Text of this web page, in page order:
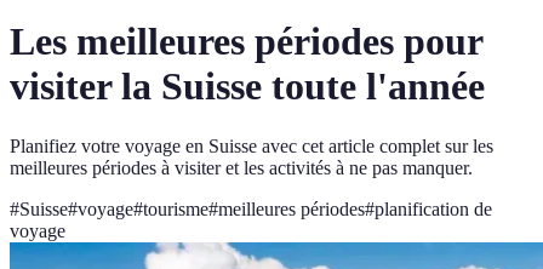
Les meilleures périodes pour
visiter la Suisse toute l'année
Planifiez votre voyage en Suisse avec cet article complet sur les
meilleures périodes à visiter et les activités à ne pas manquer.
#Suisse#voyage#tourisme#meilleures périodes#planification de
voyage